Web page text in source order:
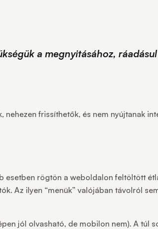
a megnyitásához,
frissíthetők, és nem nyújtanak
esetben rögtön a weboldalon feltöltött
Az ilyen “menük” valójában távolról
jól olvasható, de mobilon nem). A túl